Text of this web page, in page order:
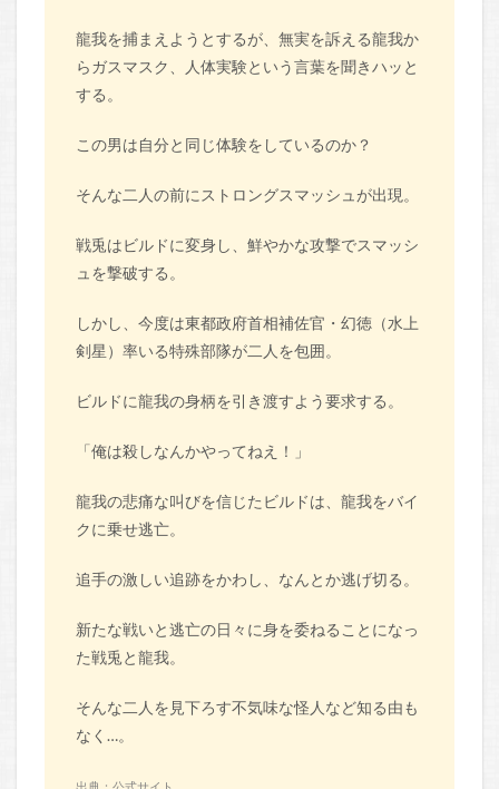
龍我を捕まえようとするが、無実を訴える龍我か
らガスマスク、人体実験という言葉を聞きハッと
する。
この男は自分と同じ体験をしているのか？
そんな二人の前にストロングスマッシュが出現。
戦兎はビルドに変身し、鮮やかな攻撃でスマッシ
ュを撃破する。
しかし、今度は東都政府首相補佐官・幻徳（水上
剣星）率いる特殊部隊が二人を包囲。
ビルドに龍我の身柄を引き渡すよう要求する。
「俺は殺しなんかやってねえ！」
龍我の悲痛な叫びを信じたビルドは、龍我をバイ
クに乗せ逃亡。
追手の激しい追跡をかわし、なんとか逃げ切る。
新たな戦いと逃亡の日々に身を委ねることになっ
た戦兎と龍我。
そんな二人を見下ろす不気味な怪人など知る由も
なく…。